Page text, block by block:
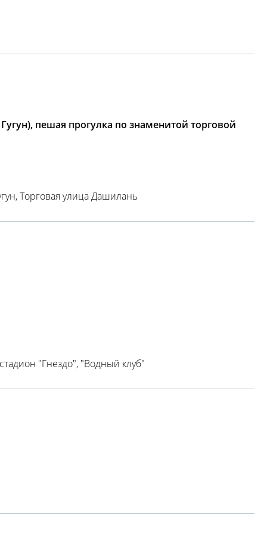
пешая прогулка по знаменитой торговой
Торговая улица Дашилань
"Гнездо", "Водный клуб"